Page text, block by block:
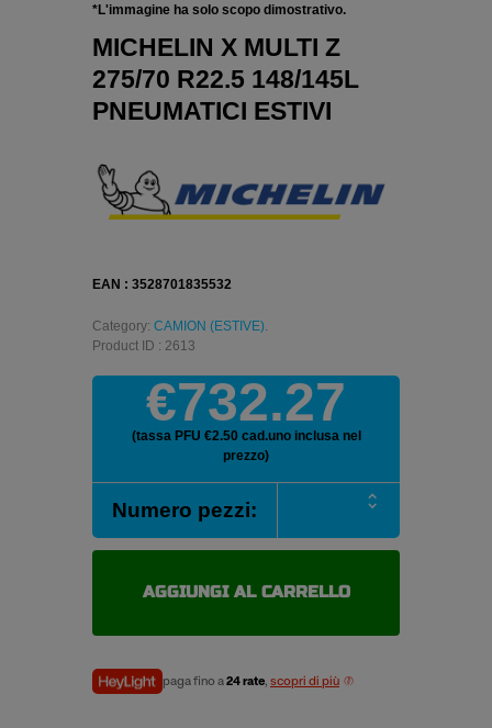
*L'immagine ha solo scopo dimostrativo.
MICHELIN X MULTI Z
275/70 R22.5 148/145L
PNEUMATICI ESTIVI
EAN : 3528701835532
Category: CAMION (ESTIVE).
Product ID : 2613
€732.27
(tassa PFU €2.50 cad.uno inclusa nel
prezzo)
Numero pezzi:
MICHELIN
MULTI
275/70
estivi
AGGIUNGI AL CARRELLO
paga fino a24 rate, scopri di più